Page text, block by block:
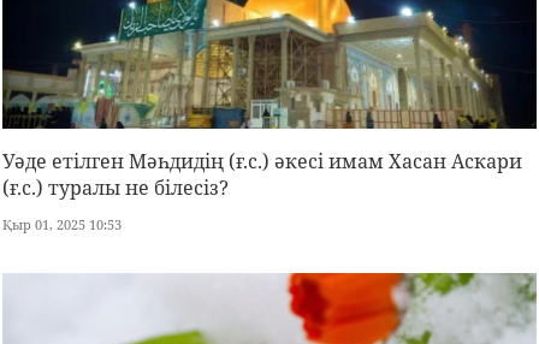
Уәде етілген Мәһдидің (ғ.с.) әкесі имам Хасан Аскари
(ғ.с.) туралы не білесіз?
Қыр 01, 2025 10:53